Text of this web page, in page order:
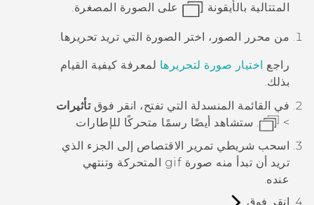
المتتالية بالأيقونة
على الصورة المصغرة.
من محرر الصور ، اختر الصورة التي تريد تحريرها.
راجع اختيار صورة لتحريرها لمعرفة كيفية القيام
بذلك.
في القائمة المنسدلة التي تفتح، انقر فوقتأثيرات
>
ستشاهد أيضًا رسمًا متحركًا للإطارات.
اسحب شريطي تمرير الاقتصاص إلى الجزء الذي
تريد أن تبدأ منه صورة gif المتحركة وتنتهي
عنده.
انقر فوق
.